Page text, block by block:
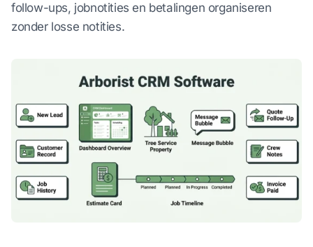
follow-ups, jobnotities en betalingen organiseren
zonder losse notities.